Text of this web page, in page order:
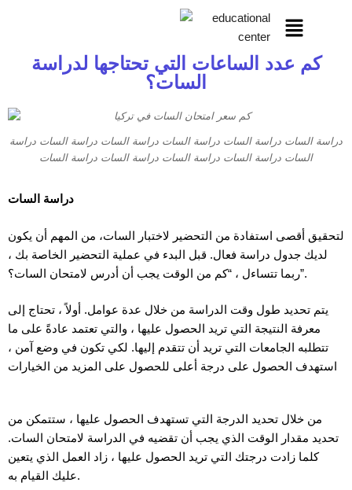
كم عدد الساعات التي تحتاجها لدراسة
السات؟
دراسة السات دراسة السات دراسة السات دراسة السات دراسة السات دراسة
السات دراسة السات دراسة السات دراسة السات دراسة السات
دراسة السات
لتحقيق أقصى استفادة من التحضير لاختبار السات، من المهم أن يكون
لديك جدول دراسة فعال. قبل البدء في عملية التحضير الخاصة بك ،
ربما تتساءل ، “كم من الوقت يجب أن أدرس لامتحان السات؟”.
يتم تحديد طول وقت الدراسة من خلال عدة عوامل. أولاً ، تحتاج إلى
معرفة النتيجة التي تريد الحصول عليها ، والتي تعتمد عادةً على ما
تتطلبه الجامعات التي تريد أن تتقدم إليها. لكي تكون في وضع آمن ،
استهدف الحصول على درجة أعلى للحصول على المزيد من الخيارات
من خلال تحديد الدرجة التي تستهدف الحصول عليها ، ستتمكن من
تحديد مقدار الوقت الذي يجب أن تقضيه في الدراسة لامتحان السات.
كلما زادت درجتك التي تريد الحصول عليها ، زاد العمل الذي يتعين
عليك القيام به.